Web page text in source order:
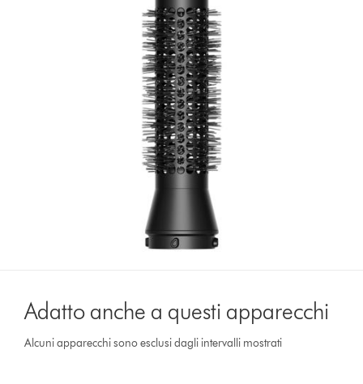
Adatto anche a questi apparecchi
Alcuni apparecchi sono esclusi dagli intervalli mostrati